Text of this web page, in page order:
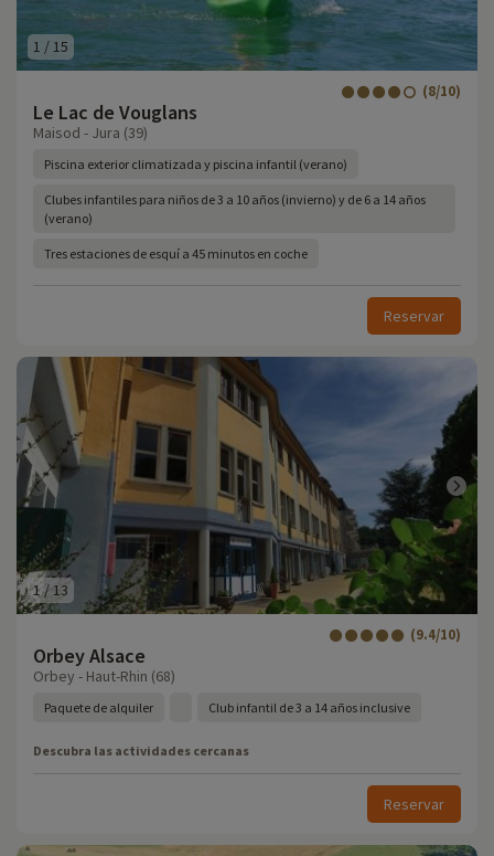
1 / 15
Le Lac de Vouglans
(8/10)
Maisod - Jura (39)
Piscina exterior climatizada y piscina infantil (verano)
Clubes infantiles para niños de 3 a 10 años (invierno) y de 6 a 14 años
(verano)
Tres estaciones de esquí a 45 minutos en coche
Reservar
1/13
Orbey Alsace
(9.4/10)
Orbey - Haut-Rhin (68)
Paquete de alquiler Club infantil de 3 a 14 años inclusive
Descubra las actividades cercanas
Reservar